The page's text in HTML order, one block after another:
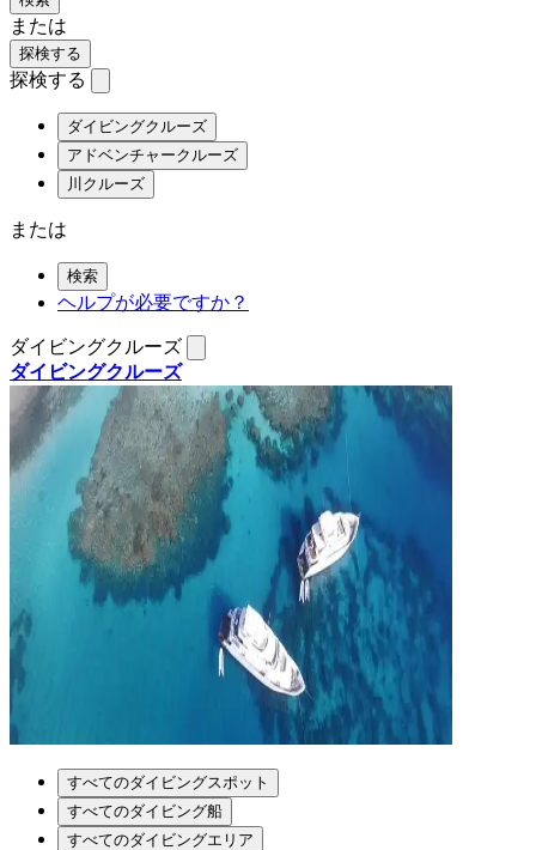
または
探検する
探検する
ダイビングクルーズ
アドベンチャークルーズ
川クルーズ
または
検索
ヘルプが必要ですか？
ダイビングクルーズ
ダイビングクルーズ
すべてのダイビングスポット
すべてのダイビング船
すべてのダイビングエリア